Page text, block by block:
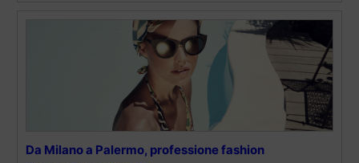
Da Milano a Palermo, professione fashion